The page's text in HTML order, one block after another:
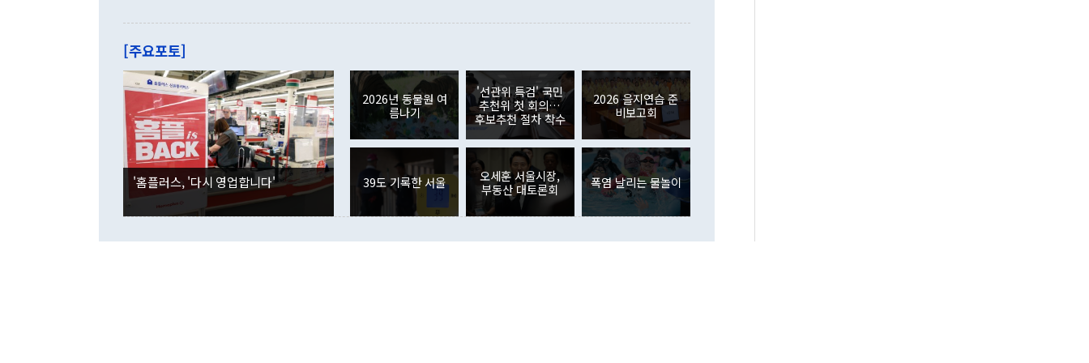
관은 업무보고 사후 브리핑에서 정 장관이 언급한 '4자 회담'에 대해 "이상
이 9월 러시아 블라디보스토크에서 열리는 '동방경제포럼(EEF)'을 언급하
며 "정부 차원에서 (참석을) 검토하고 있다"고 발언한 데 대해서도 조 장관
은 "그것은 외교부의 몫"이라며 "아직 거기까지 진도가 나가지 않았다"고
잘랐다. 정 장관이 이날 소개한 대북 구상과 설명은 정부 내 조율을 거치지
않았다는 점에서 문제가 있다. 특히 주적 표현 대체와 국호 사용, 9·19 군
사합의 복원, 4자회담 추진 등은 통일부 장관이 결정할 사안이 아니어서 월
권이라는 지적이 나오고 있다. 이 대통령은 정 장관의 업무보고를 듣고 난
뒤 "여기 업무보고에 발표했다고 승인난 건 아니다"라고 재차 확인했다. 정
부의 한 소식통은 "정 장관의 발언 내용은 대부분 국가안전보장회의(NSC)
를 거쳐 결정된 사안이 아닌 정 장관의 개인적 생각에 가깝다"며 "안보 관
련 부처 장관이 정부의 공식 정책이 아닌 사안을 추진하겠다고 업무보고를
하고 대통령의 면전에서 '국군통수권자가 나서야 한다'고 주장한 것은 심각
는 배당수입이 늘어난 데다 전월 분기배당에 따른 기저효과로 배당지급이
였던 올해 3월(369억9000만달러)을 넘어선 것이다. 직접투자에서는 내국
인의 해외투자가 80억1000만달러, 외국인의 국내투자가 46억3000만달러
각각 증가했다. 증권투자에서는 외국인의 국내 주식 매도세가 이어졌다. 외
국인의 국내 주식 투자는 차익실현 매도 등의 영향으로 316억1000만달러
감소하며 전월(-310억5000만달러)에 이어 역대 최대 순매도 기록을 다시
경신했다. 외국인의 국내 채권투자는 세계국채지수(WGBI) 자금 유입에도
분기 말 만기도래 영향으로 증가 폭이 줄어든 52억9000만달러를 기록했
다. 내국인의 해외 증권투자는 주식을 중심으로 35억6000만달러 증가했
다. eoyn2@newspim.com
[주요포토]
'홈플러스, '다시 영업합니다'
2026년 동물원 여
름나기
'선관위 특검' 국민
추천위 첫 회의…
후보추천 절차 착수
2026 을지연습 준
비보고회
39도 기록한 서울
오세훈 서울시장,
부동산 대토론회
폭염 날리는 물놀이